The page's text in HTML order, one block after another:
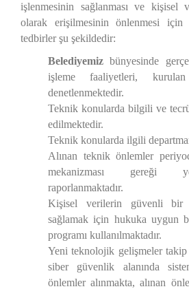
işlenmesinin sağlanması ve kişisel
olarak erişilmesinin önlenmesi için
tedbirler şu şekildedir:
Belediyemiz bünyesinde
işleme faaliyetleri,
denetlenmektedir.
Teknik konularda bilgili ve
edilmektedir.
Teknik konularda ilgili
Alınan teknik önlemler
mekanizması gereği
raporlanmaktadır.
Kişisel verilerin güvenli bir
sağlamak için hukuka uygun
programı kullanılmaktadır.
Yeni teknolojik gelişmeler
siber güvenlik alanında
önlemler alınmakta, alınan